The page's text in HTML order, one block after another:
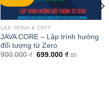
LẬP TRÌNH & CNTT
JAVA CORE – Lập trình hướng
đối tượng từ Zero
900.000₫ Giá
699.000 ₫Giá
00